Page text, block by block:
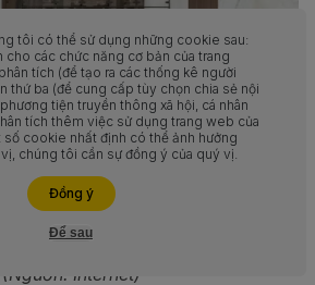
(Nguồn: Internet)
tôi có thể sử dụng những cookie sau:
các chức năng cơ bản của trang
tích (để tạo ra các thống kê người
thứ ba (để cung cấp tùy chọn chia sẻ nội
tiện truyền thông xã hội, cá nhân
tích thêm việc sử dụng trang web của
cookie nhất định có thể ảnh hưởng
chúng tôi cần sự đồng ý của quý vị.
Đồng ý
Để sau